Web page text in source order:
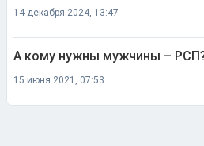
14 декабря 2024, 13:47
А кому нужны мужчины –
15 июня 2021, 07:53